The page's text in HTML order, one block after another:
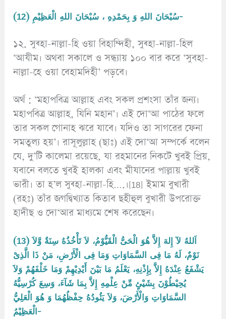
(12) سُبْحَانَ اللهِ وَ بِحَمْدِهِ ، سُبْحَانَ اللهِ الْعَظِيْمِ-
১২. সুব্হা-নাল্লা-হি ওয়া বিহাম্দিহী, সুব্হা-নাল্লা-হিল
‘আযীম। অথবা সকালে ও সন্ধ্যায় ১০০ বার করে ‘সুবহা-
নাল্লা-হে ওয়া বেহামদিহী’ পড়বে।
অর্থ : ‘মহাপবিত্র আল্লাহ এবং সকল প্রশংসা তাঁর জন্য।
মহাপবিত্র আল্লাহ, যিনি মহান’। এই দো‘আ পাঠের ফলে
তার সকল গোনাহ ঝরে যাবে। যদিও তা সাগরের ফেনা
সমতুল্য হয়’। রাসূলুল্লাহ (ছাঃ) এই দো‘আ সম্পর্কে বলেন
যে, দু’টি কালেমা রয়েছে, যা রহমানের নিকটে খুবই প্রিয়,
যবানে বলতে খুবই হালকা এবং মীযানের পাল্লায় খুবই
ভারী। তা হ’ল সুব্হা-নাল্লা-হি….।[18] ইমাম বুখারী
(রহঃ) তাঁর জগদ্বিখ্যাত কিতাব ছহীহুল বুখারী উপরোক্ত
হাদীছ ও দো‘আর মাধ্যমে শেষ করেছেন।
(13) اَللهُ لآ إِلهَ إِلاَّ هُوَ الْحَىُّ الْقَيُّوْمُ، لاَ تَأْخُذُهُ سِنَةٌ وَّلاَ
نَوْمٌ، لَهُ مَا فِى السَّمَاوَاتِ وَمَا فِى الْأَرْضِ، مَنْ ذَا الَّذِىْ
يَشْفَعُ عِنْدَهُ إِلاَّ بِإِذْنِهِ، يَعْلَمُ مَا بَيْنَ أَيْدِيْهِمْ وَمَا خَلْفَهُمْ وَلاَ
يُحِيْطُوْنَ بِشَيْئٍ مِّنْ عِلْمِهِ إِلاَّ بِمَا شَآءَ، وَسِعَ كُرْسِيُّهُ
السَّمَاوَاتِ وَالْأَرْضَ، وَلاَ يَئُودُهُ حِفْظُهُمَا وَ هُوَ الْعَلِيُّ
الْعَظِيْمُ-